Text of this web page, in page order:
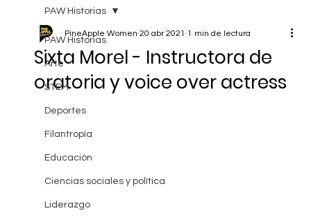
PAW Historias
Arte
STEM
Deportes
Filantropía
Educación
Ciencias sociales y política
Liderazgo
PAW Historias
Sixta Morel - Instructora de
oratoria y voice over actress
PineApple Women 20 abr 2021 1 min de lectura